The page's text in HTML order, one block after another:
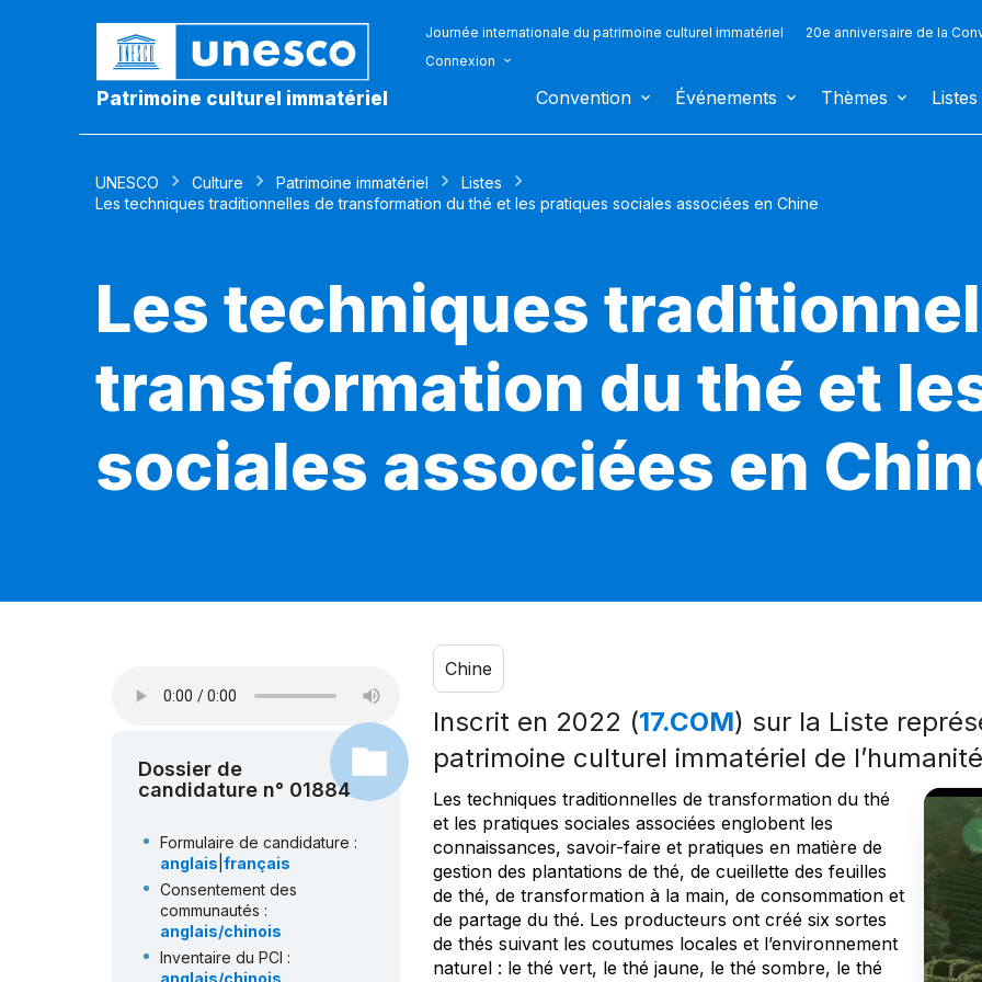
Patrimoine culturel immatériel
Journée internationale du patrimoine culturel immatériel 20e anniversaire de la
Connexion
Convention Événements Thèmes Listes
UNESCO Culture Patrimoine immatériel
Listes
Les techniques traditionnelles de transformation du thé et les pratiques sociales associées en Chine
Les techniques
transformation du thé et
sociales associées en
Dossier de
candidature n° 01884
Formulaire de candidature :
anglais français
Consentement des
communautés :
anglais/chinois
Inventaire du PCI :
anglais/chinois
Chine
Inscrit en 2022 (17.COM) sur la Liste
patrimoine culturel immatériel de l’humanité
Les techniques traditionnelles de transformation du thé
et les pratiques sociales associées englobent les
connaissances, savoir-faire et pratiques en matière de
gestion des plantations de thé, de cueillette des feuilles
de thé, de transformation à la main, de consommation et
de partage du thé. Les producteurs ont créé six sortes
de thés suivant les coutumes locales et l’environnement
naturel : le thé vert, le thé jaune, le thé sombre, le thé